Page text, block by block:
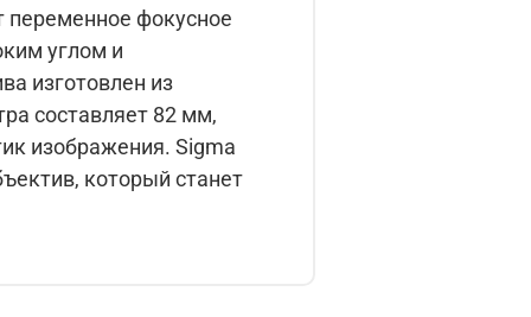
углом и
составляет 82 мм,
Sigma
который станет